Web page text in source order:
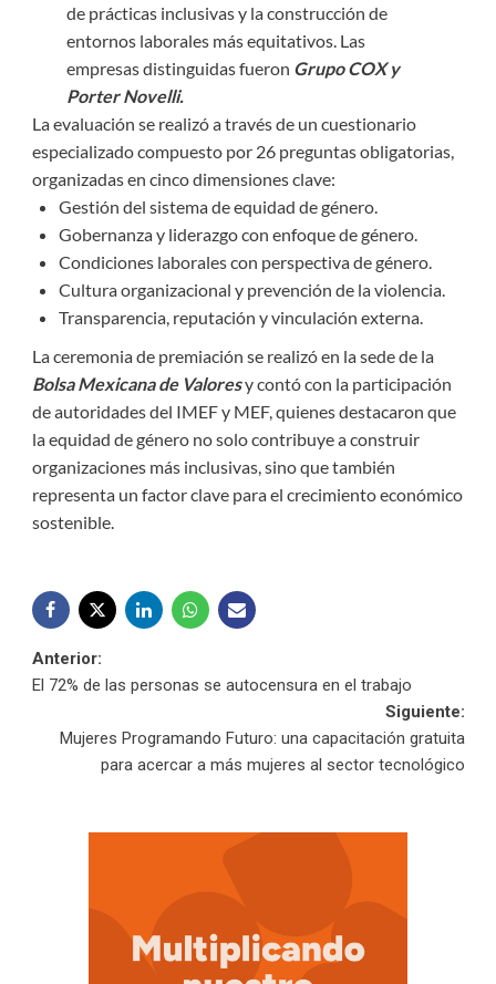
de prácticas inclusivas y la construcción de
entornos laborales más equitativos. Las
empresas distinguidas fueron Grupo COX y
Porter Novelli.
La evaluación se realizó a través de un cuestionario
especializado compuesto por 26 preguntas obligatorias,
organizadas en cinco dimensiones clave:
Gestión del sistema de equidad de género.
Gobernanza y liderazgo con enfoque de género.
Condiciones laborales con perspectiva de género.
Cultura organizacional y prevención de la violencia.
Transparencia, reputación y vinculación externa.
La ceremonia de premiación se realizó en la sede de la
Bolsa Mexicana de Valoresy contó con la participación
de autoridades del IMEF y MEF, quienes destacaron que
la equidad de género no solo contribuye a construir
organizaciones más inclusivas, sino que también
representa un factor clave para el crecimiento económico
sostenible.
Navegación
entradas
Anterior:
El 72% de las personas se autocensura en el trabajo
Siguiente:
Mujeres Programando Futuro: una capacitación gratuita
para acercar a más mujeres al sector tecnológico